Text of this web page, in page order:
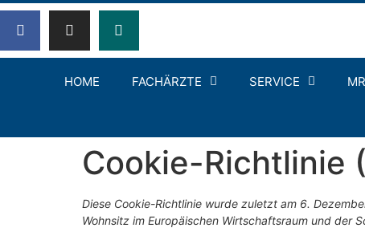
HOME FACHÄRZTE SERVICE
Cookie-Richtlinie
Diese Cookie-Richtlinie wurde zuletzt am 6.
Wohnsitz im Europäischen Wirtschaftsraum und der